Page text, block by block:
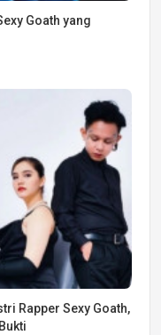
Goath yang
Rapper Sexy Goath,